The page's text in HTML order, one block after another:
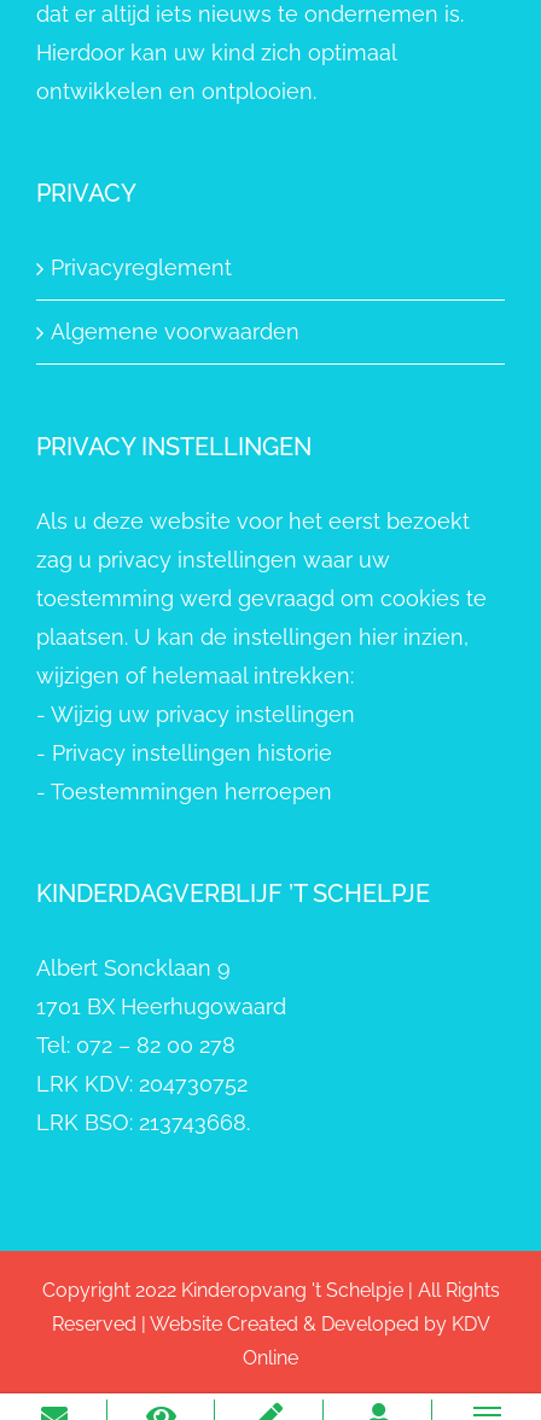
dat er altijd iets nieuws te ondernemen is.
Hierdoor kan uw kind zich optimaal
ontwikkelen en ontplooien.
PRIVACY
Privacyreglement
Algemene voorwaarden
PRIVACY INSTELLINGEN
Als u deze website voor het eerst bezoekt
zag u privacy instellingen waar uw
toestemming werd gevraagd om cookies te
plaatsen. U kan de instellingen hier inzien,
wijzigen of helemaal intrekken:
- Wijzig uw privacy instellingen
- Privacy instellingen historie
- Toestemmingen herroepen
KINDERDAGVERBLIJF ’T SCHELPJE
Albert Soncklaan 9
1701 BX Heerhugowaard
Tel: 072 – 82 00 278
LRK KDV: 204730752
LRK BSO: 213743668.
Copyright 2022 Kinderopvang 't Schelpje | All Rights
Reserved | Website Created & Developed by KDV
Online